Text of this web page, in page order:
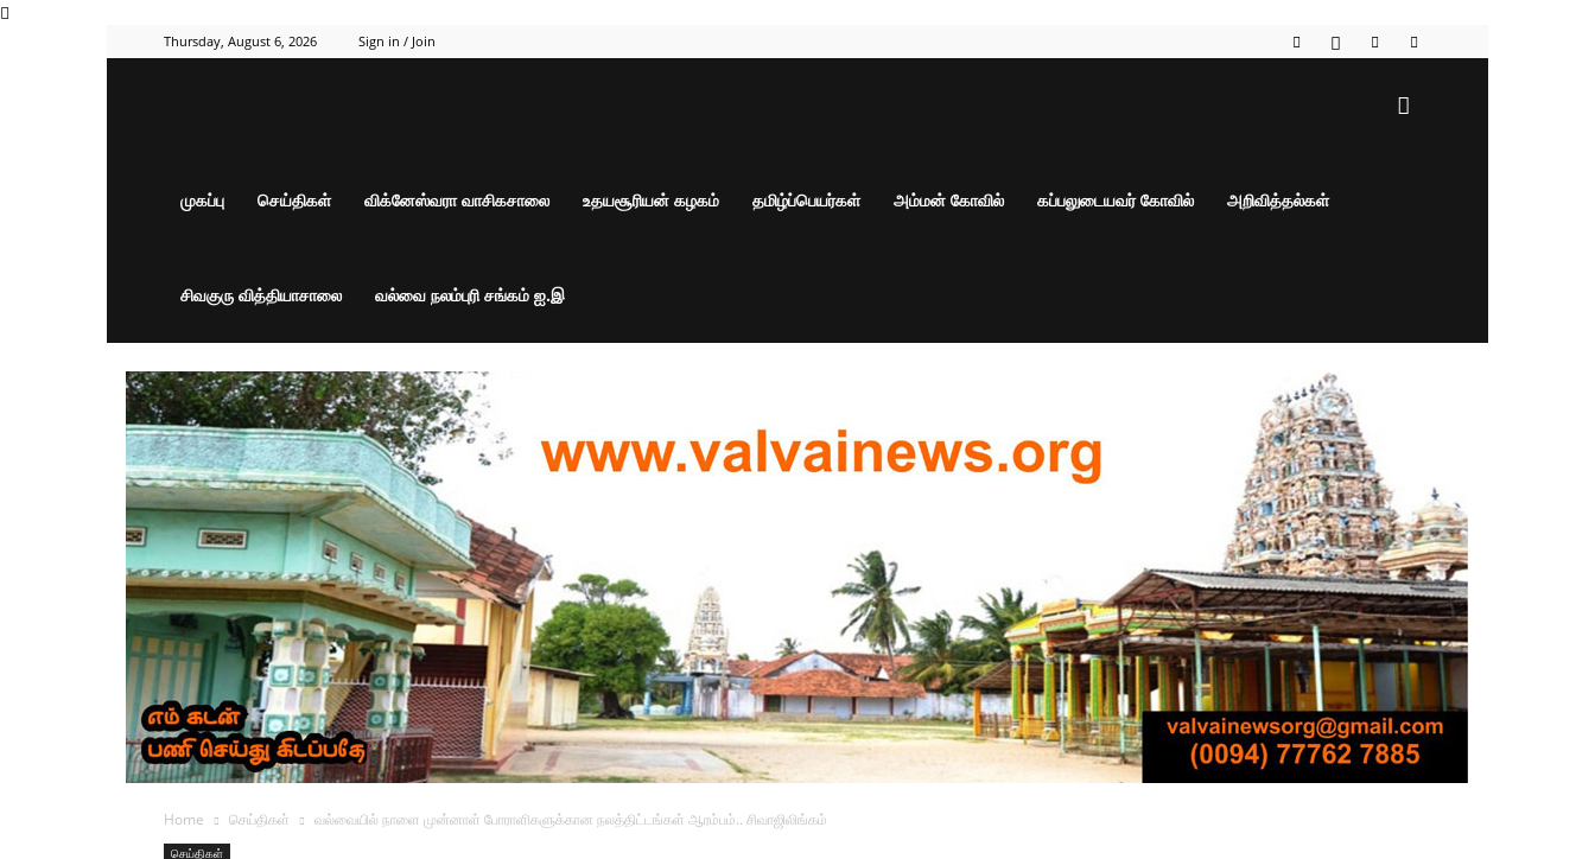
Thursday, August 6, 2026 Sign in / Join
முகப்பு செய்திகள் விக்னேஸ்வரா வாசிகசாலை உதயசூரியன் கழகம் தமிழ்ப்பெயர்கள் அம்மன் கோவில் கப்பலுடையவர் கோவில் அறிவித்தல்கள்
சிவகுரு வித்தியாசாலை வல்வை நலம்புரி சங்கம் ஐ.இ
Home செய்திகள் வல்வையில் நாளை முன்னாள் போராளிகளுக்கான நலத்திட்டங்கள் ஆரம்பம்.. சிவாஜிலிங்கம்
செய்திகள்